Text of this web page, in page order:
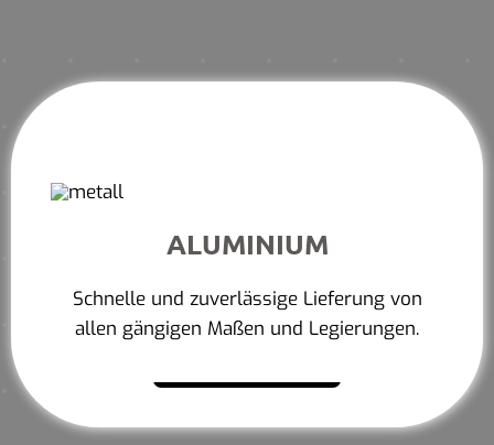
ALUMINIUM
Schnelle und zuverlässige Lieferung von
allen gängigen Maßen und Legierungen.